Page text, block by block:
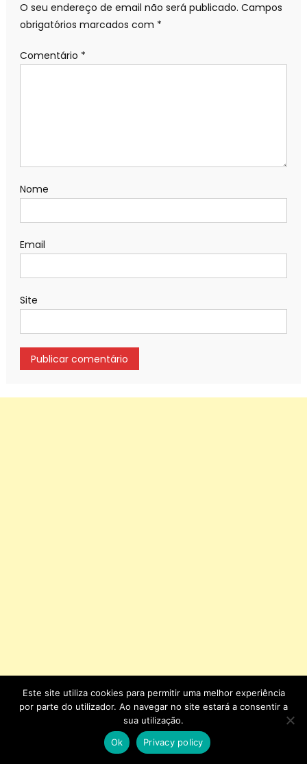
O seu endereço de email não será publicado. Campos
obrigatórios marcados com *
Comentário *
Nome
Email
Site
Este site utiliza cookies para permitir uma melhor experiência
por parte do utilizador. Ao navegar no site estará a consentir a
sua utilização.
Ok
Privacy policy